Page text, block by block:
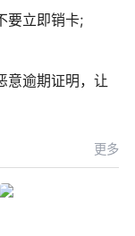
要立即销卡;
意逾期证明，让
更多